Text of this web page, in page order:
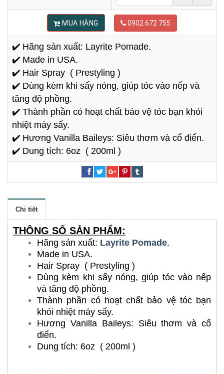
MUA HÀNG 0902 672 755
✔️ Hãng sản xuất: Layrite Pomade.
✔️ Made in USA.
✔️ Hair Spray ( Prestyling )
✔️ Dùng kèm khi sấy nóng, giúp tóc vào nếp và
tăng độ phồng.
✔️ Thành phần có hoạt chất bảo vệ tóc bạn khỏi
nhiệt máy sấy.
✔️ Hương Vanilla Baileys: Siêu thơm và cổ điển.
✔️ Dung tích: 6oz ( 200ml )
Chi tiết
THÔNG SỐ SẢN PHẨM:
Hãng sản xuất: Layrite Pomade.
Made in USA.
Hair Spray ( Prestyling )
Dùng kèm khi sấy nóng, giúp tóc vào nếp
và tăng độ phồng.
Thành phần có hoạt chất bảo vệ tóc bạn
khỏi nhiệt máy sấy.
Hương Vanilla Baileys: Siêu thơm và cổ
điển.
Dung tích: 6oz ( 200ml )